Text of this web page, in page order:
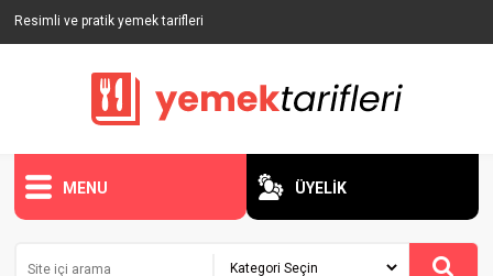
Resimli ve pratik yemek tarifleri
MENU ÜYELİK